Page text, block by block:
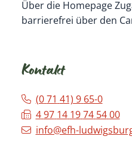
Über die Homepage
barrierefrei über den
Kontakt
(0 71 41) 9 65-0
4 97 14 19 74 54 00
info@efh-